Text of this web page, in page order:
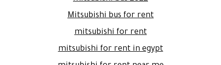
Mitsubishi bus for rent
mitsubishi for rent
mitsubishi for rent in egypt